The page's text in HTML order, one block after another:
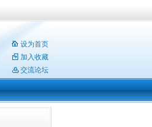
设为首页
加入收藏
交流论坛